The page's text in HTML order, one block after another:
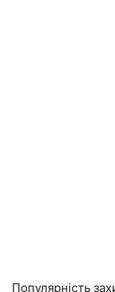
Популярність